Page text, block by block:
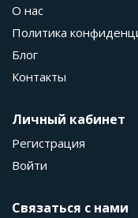
О нас
Политика
Блог
Контакты
Личный кабинет
Регистрация
Войти
Связаться с нами